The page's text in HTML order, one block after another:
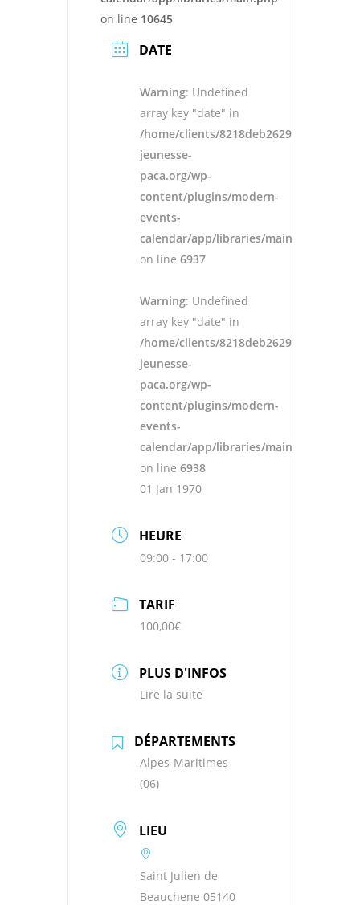
on line 10645
DATE
Warning: Undefined
array key "date" in
/home/clients/
jeunesse-
paca.org/wp-
content/plugins/modern-
events-
calendar/app/libraries/main.php
on line 6937
Warning: Undefined
array key "date" in
/home/clients/
jeunesse-
paca.org/wp-
content/plugins/modern-
events-
calendar/app/libraries/main.php
on line 6938
01 Jan 1970
HEURE
09:00 - 17:00
TARIF
100,00€
PLUS D'INFOS
Lire la suite
DÉPARTEMENTS
Alpes-Maritimes
(06)
LIEU
Saint Julien de
Beauchene 05140